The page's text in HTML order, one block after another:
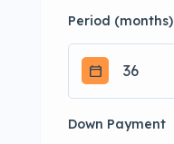
Period (months)
Down Payment